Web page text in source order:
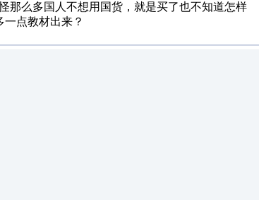
那么多国人不想用国货，就是买了也不知道怎样
点教材出来？